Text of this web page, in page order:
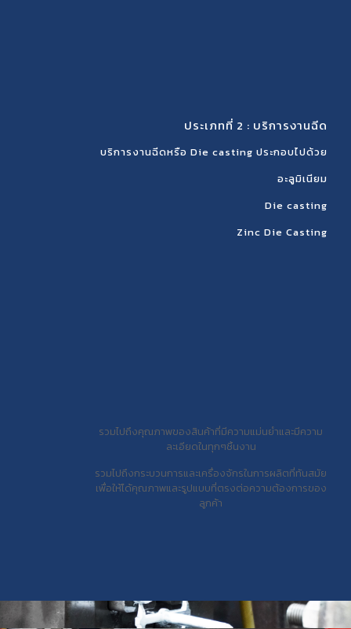
ประเภทที่ 2 : บริการงานฉีด
บริการงานฉีดหรือ Die casting ประกอบไปด้วย
อะลูมิเนียม
Die casting
Zinc Die Casting
รวมไปถึงคุณภาพของสินค้าที่มีความแม่นยำและมีความ
ละเอียดในทุกๆชิ้นงาน
รวมไปถึงกระบวนการและเครื่องจักรในการผลิตที่ทันสมัย
เพื่อให้ได้คุณภาพและรูปแบบที่ตรงต่อความต้องการของ
ลูกค้า